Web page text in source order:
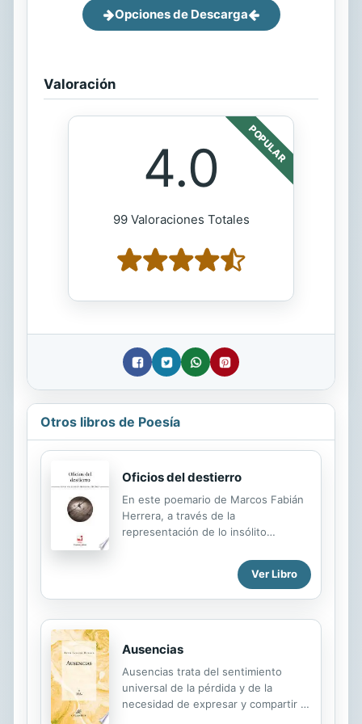
Opciones de Descarga
Valoración
POPULAR
4.0
99 Valoraciones Totales
Otros libros de Poesía
Oficios del destierro
En este poemario de Marcos Fabián
Herrera, a través de la
representación de lo insólito
minuciosos, confinados a los
márgenes (equilibristas, campaneros,
luthiers, pajareros, relojeros ...), los
ídolos caídos o en villanos atrapados
Su poesía en Oficios del destierro
reafirma su fuerza en el
reconocimiento de la sórdida realidad
Ver Libro
Ausencias
Ausencias trata del sentimiento
universal de la pérdida y de la
necesidad de expresar y compartir el